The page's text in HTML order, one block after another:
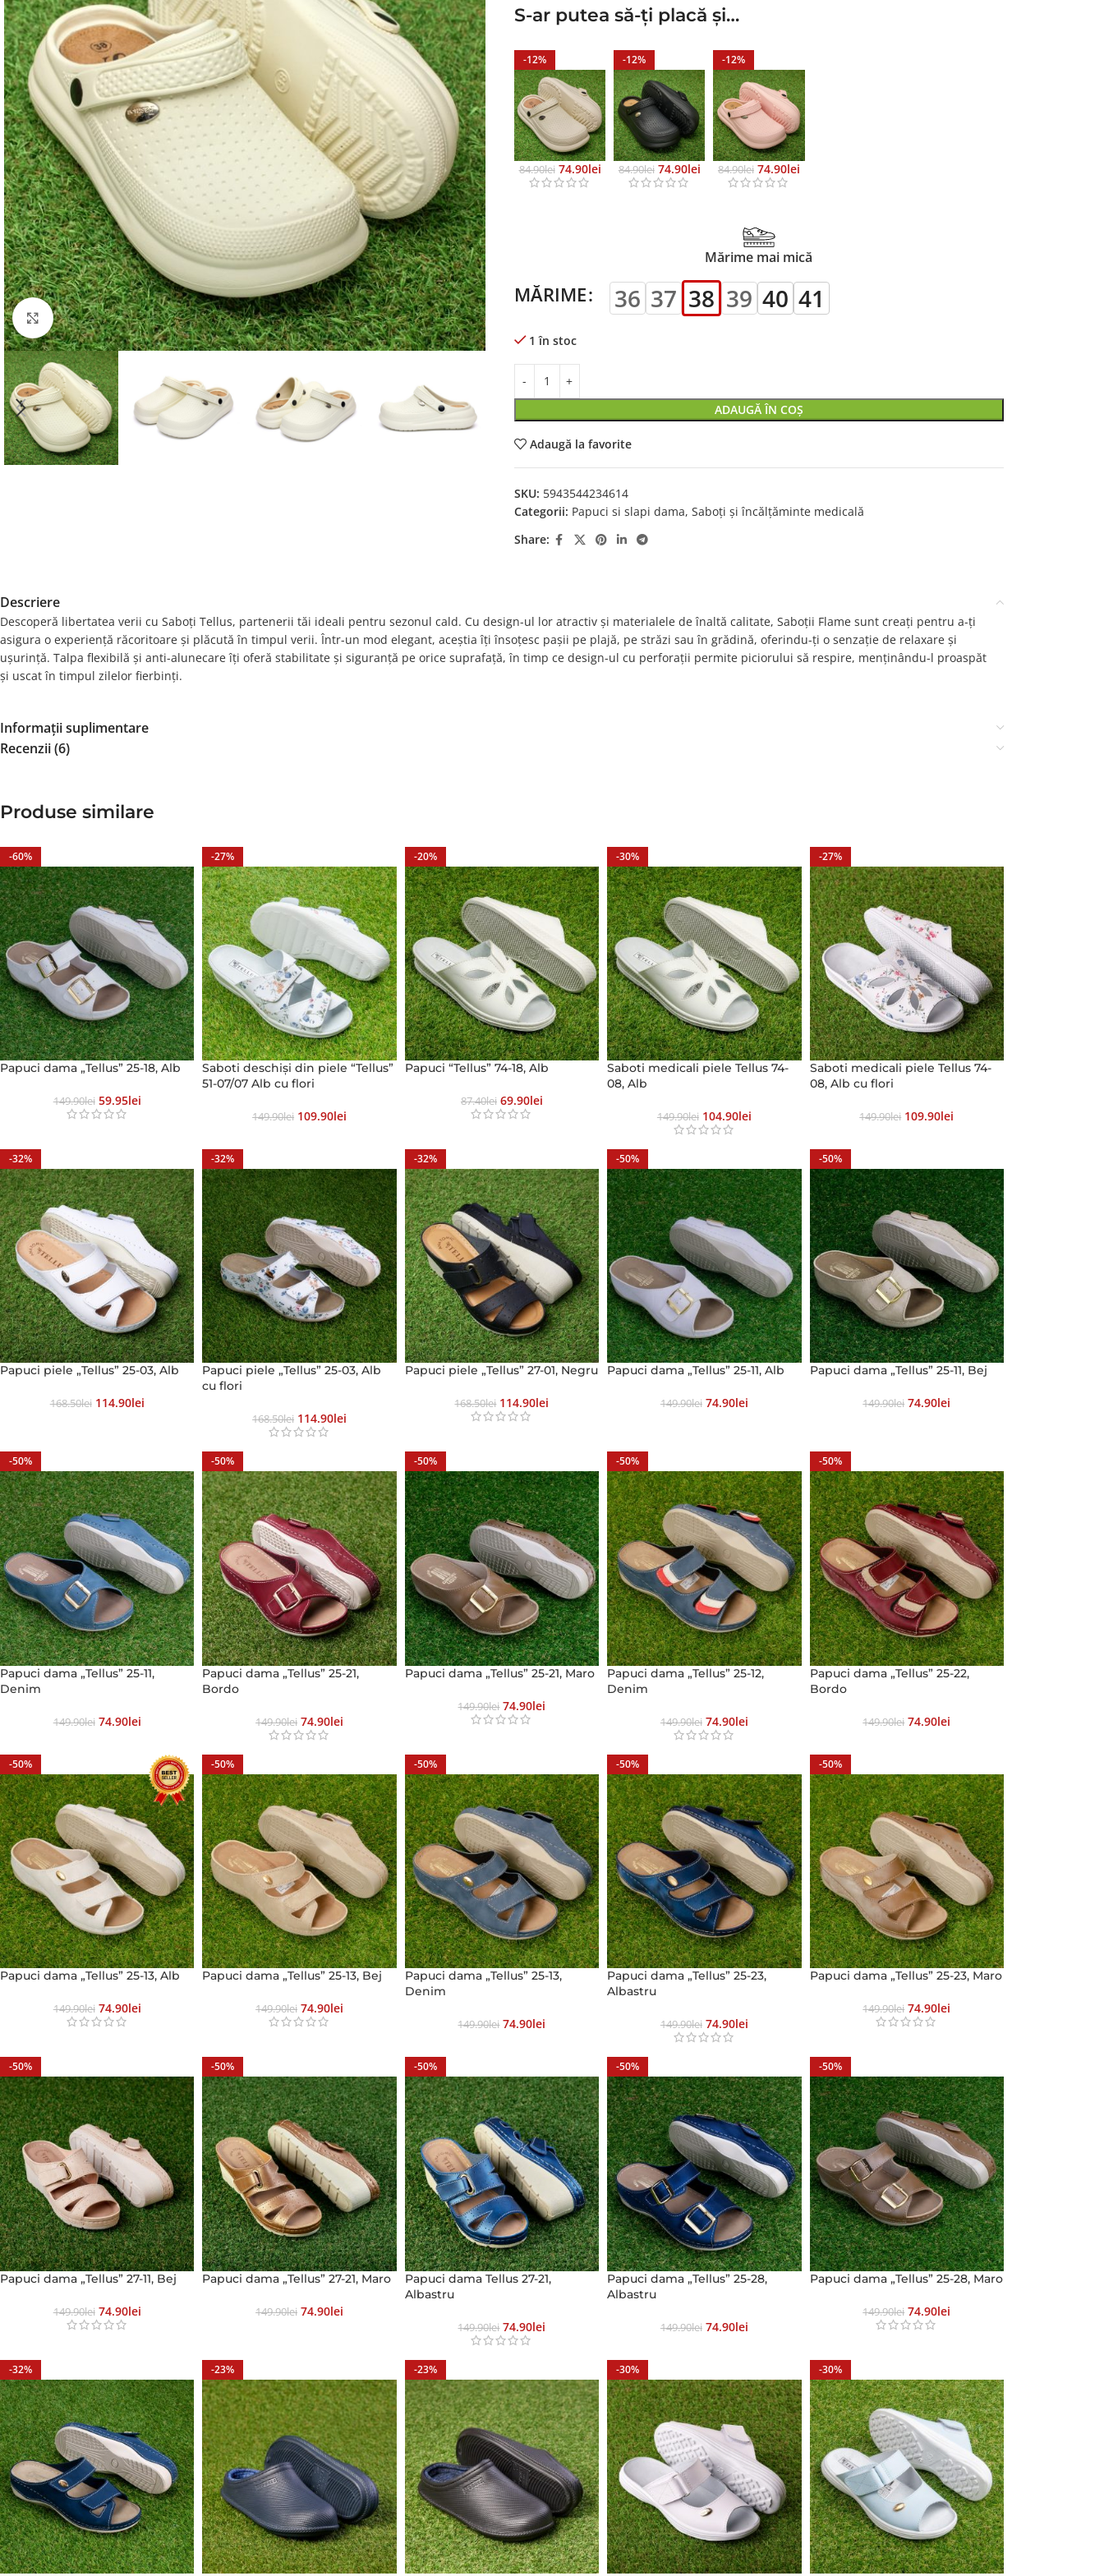
Faceți click pentru a mări
S-ar putea să-ți placă și…
-12%
84.90Lei 74.90Lei
-12%
84.90Lei 74.90Lei
-12%
84.90Lei 74.90Lei
Mărime mai mică
MĂRIME 36 37 38 39 40 41
1 în stoc
ADAUGĂ ÎN COȘ
Adaugă la favorite
SKU: 5943544234614
Categorii: Papuci si slapi dama, Saboți și încălțăminte medicală
Share:
Descriere
Descoperă libertatea verii cu Saboți Tellus, partenerii tăi ideali pentru sezonul cald. Cu design-ul lor atractiv și materialele de înaltă calitate, Saboții Flame sunt creați pentru a-ți
asigura o experiență răcoritoare și plăcută în timpul verii. Într-un mod elegant, aceștia îți însoțesc pașii pe plajă, pe străzi sau în grădină, oferindu-ți o senzație de relaxare și
ușurință. Talpa flexibilă și anti-alunecare îți oferă stabilitate și siguranță pe orice suprafață, în timp ce design-ul cu perforații permite piciorului să respire, menținându-l proaspăt
și uscat în timpul zilelor fierbinți.
Informații suplimentare
Recenzii (6)
Produse similare
-60%
Papuci dama „Tellus” 25-18, Alb
149.90Lei 59.95Lei
-27%
Saboti deschiși din piele “Tellus”
51-07/07 Alb cu flori
149.90Lei 109.90Lei
-20%
Papuci “Tellus” 74-18, Alb
87.40Lei 69.90Lei
-30%
Saboti medicali piele Tellus 74-
08, Alb
149.90Lei 104.90Lei
-27%
Saboti medicali piele Tellus 74-
08, Alb cu flori
149.90Lei 109.90Lei
-32%
Papuci piele „Tellus” 25-03, Alb
168.50Lei 114.90Lei
-32%
Papuci piele „Tellus” 25-03, Alb
cu flori
168.50Lei 114.90Lei
-32%
Papuci piele „Tellus” 27-01, Negru
168.50Lei 114.90Lei
-50%
Papuci dama „Tellus” 25-11, Alb
149.90Lei 74.90Lei
-50%
Papuci dama „Tellus” 25-11, Bej
149.90Lei 74.90Lei
-50%
Papuci dama „Tellus” 25-11,
Denim
149.90Lei 74.90Lei
-50%
Papuci dama „Tellus” 25-21,
Bordo
149.90Lei 74.90Lei
-50%
Papuci dama „Tellus” 25-21, Maro
149.90Lei 74.90Lei
-50%
Papuci dama „Tellus” 25-12,
Denim
149.90Lei 74.90Lei
-50%
Papuci dama „Tellus” 25-22,
Bordo
149.90Lei 74.90Lei
-50%
Papuci dama „Tellus” 25-13, Alb
149.90Lei 74.90Lei
-50%
Papuci dama „Tellus” 25-13, Bej
149.90Lei 74.90Lei
-50%
Papuci dama „Tellus” 25-13,
Denim
149.90Lei 74.90Lei
-50%
Papuci dama „Tellus” 25-23,
Albastru
149.90Lei 74.90Lei
-50%
Papuci dama „Tellus” 25-23, Maro
149.90Lei 74.90Lei
-50%
Papuci dama „Tellus” 27-11, Bej
149.90Lei 74.90Lei
-50%
Papuci dama „Tellus” 27-21, Maro
149.90Lei 74.90Lei
-50%
Papuci dama Tellus 27-21,
Albastru
149.90Lei 74.90Lei
-50%
Papuci dama „Tellus” 25-28,
Albastru
149.90Lei 74.90Lei
-50%
Papuci dama „Tellus” 25-28, Maro
149.90Lei 74.90Lei
-32% -23% -23% -30% -30%
GoodShoes
Online